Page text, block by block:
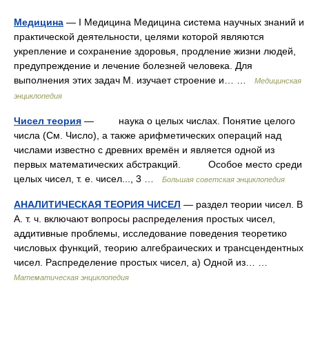
Медицина — I Медицина Медицина система научных знаний и
практической деятельности, целями которой являются
укрепление и сохранение здоровья, продление жизни людей,
предупреждение и лечение болезней человека. Для
выполнения этих задач М. изучает строение и… …
Медицинская
энциклопедия
Чисел теория — наука о целых числах. Понятие целого
числа (См. Число), а также арифметических операций над
числами известно с древних времён и является одной из
первых математических абстракций. Особое место среди
целых чисел, т. е. чисел..., 3 …
Большая советская энциклопедия
АНАЛИТИЧЕСКАЯ ТЕОРИЯ ЧИСЕЛ — раздел теории чисел. В
А. т. ч. включают вопросы распределения простых чисел,
аддитивные проблемы, исследование поведения теоретико
числовых функций, теорию алгебраических и трансцендентных
чисел. Распределение простых чисел, а) Одной из… …
Математическая энциклопедия